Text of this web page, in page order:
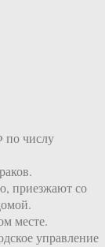
по числу
приезжают со
месте.
управление